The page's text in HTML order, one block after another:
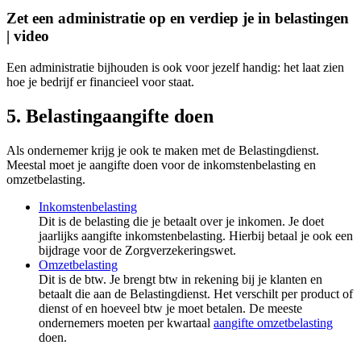
Zet een administratie op en verdiep je in belastingen
| video
Een administratie bijhouden is ook voor jezelf handig: het laat zien
hoe je bedrijf er financieel voor staat.
5. Belastingaangifte doen
Als ondernemer krijg je ook te maken met de Belastingdienst.
Meestal moet je aangifte doen voor de inkomstenbelasting en
omzetbelasting.
Inkomstenbelasting
Dit is de belasting die je betaalt over je inkomen. Je doet
jaarlijks aangifte inkomstenbelasting. Hierbij betaal je ook een
bijdrage voor de Zorgverzekeringswet.
Omzetbelasting
Dit is de btw. Je brengt btw in rekening bij je klanten en
betaalt die aan de Belastingdienst. Het verschilt per product of
dienst of en hoeveel btw je moet betalen. De meeste
ondernemers moeten per kwartaal aangifte omzetbelasting
doen.